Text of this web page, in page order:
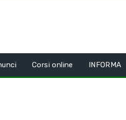
Corsi online INFORMA